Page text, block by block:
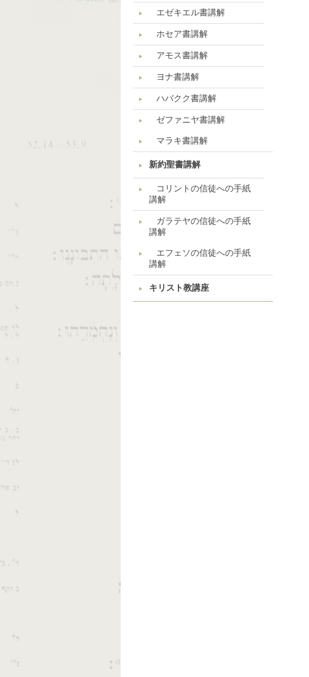
エゼキエル書講解
ホセア書講解
アモス書講解
ヨナ書講解
ハバクク書講解
ゼファニヤ書講解
マラキ書講解
新約聖書講解
コリントの信徒への手紙
講解
ガラテヤの信徒への手紙
講解
エフェソの信徒への手紙
講解
キリスト教講座